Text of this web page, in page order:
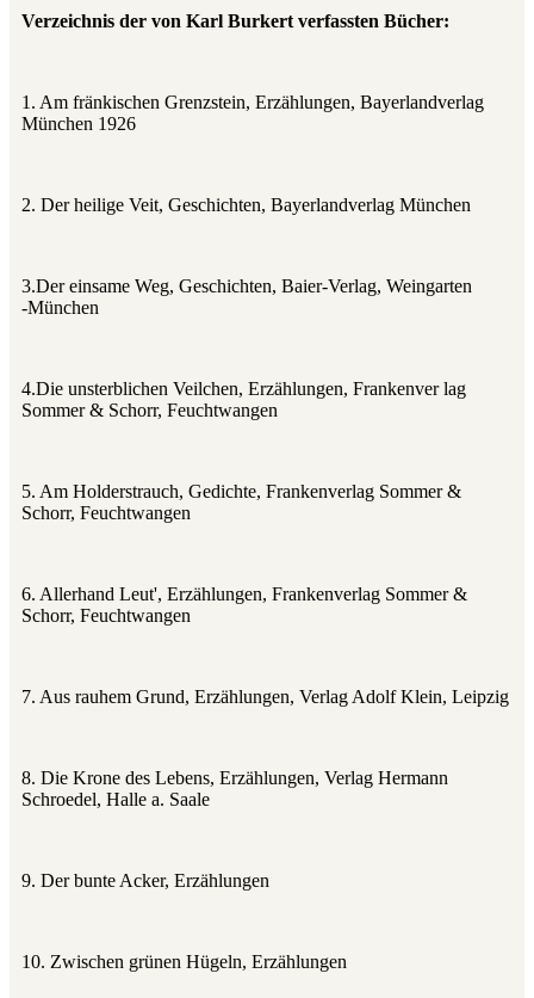
Verzeichnis der von Karl Burkert verfassten Bücher:
1. Am fränkischen Grenzstein, Erzählungen, Bayerlandverlag
München 1926
2. Der heilige Veit, Geschichten, Bayerlandverlag München
3.Der einsame Weg, Geschichten, Baier‑Verlag, Weingarten
‑München
4.Die unsterblichen Veilchen, Erzählungen, Frankenver lag
Sommer & Schorr, Feuchtwangen
5. Am Holderstrauch, Gedichte, Frankenverlag Sommer &
Schorr, Feuchtwangen
6. Allerhand Leut', Erzählungen, Frankenverlag Sommer &
Schorr, Feuchtwangen
7. Aus rauhem Grund, Erzählungen, Verlag Adolf Klein, Leipzig
8. Die Krone des Lebens, Erzählungen, Verlag Hermann
Schroedel, Halle a. Saale
9. Der bunte Acker, Erzählungen
10. Zwischen grünen Hügeln, Erzählungen